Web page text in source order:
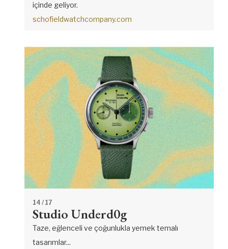
içinde geliyor.
schofieldwatchcompany.com
14 / 17
Studio Underd0g
Taze, eğlenceli ve çoğunlukla yemek temalı
tasarımlar...